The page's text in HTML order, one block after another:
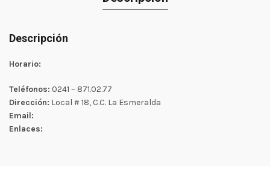
Descripción
Horario:
Teléfonos: 0241 – 871.02.77
Dirección: Local # 18, C.C. La Esmeralda
Email:
Enlaces: